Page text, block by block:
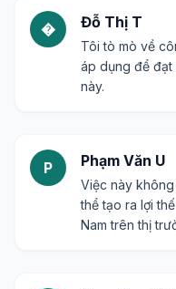
� Đỗ Thị T
Tôi tò mò về
áp dụng để
này.
P Phạm Văn U
Việc này
thể tạo ra lợi
Nam trên thị